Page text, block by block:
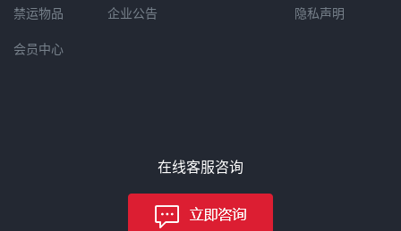
禁运物品
会员中心
企业公告 隐私声明
在线客服咨询